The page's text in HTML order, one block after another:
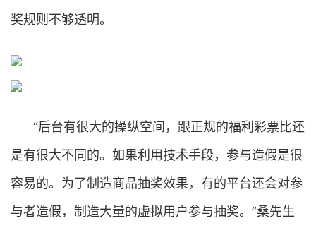
奖规则不够透明。
“后台有很大的操纵空间，跟正规的福利彩票比还
是有很大不同的。如果利用技术手段，参与造假是很
容易的。为了制造商品抽奖效果，有的平台还会对参
与者造假，制造大量的虚拟用户参与抽奖。”桑先生